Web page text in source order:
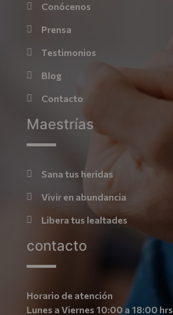
Conócenos
Prensa
Testimonios
Blog
Contacto
Maestrías
Sana tus heridas
Vivir en abundancia
Libera tus lealtades
contacto
Horario de atención
Lunes a Viernes 10:00 a 18:00 hrs